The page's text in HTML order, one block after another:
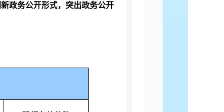
政务公开形式，突出政务公开